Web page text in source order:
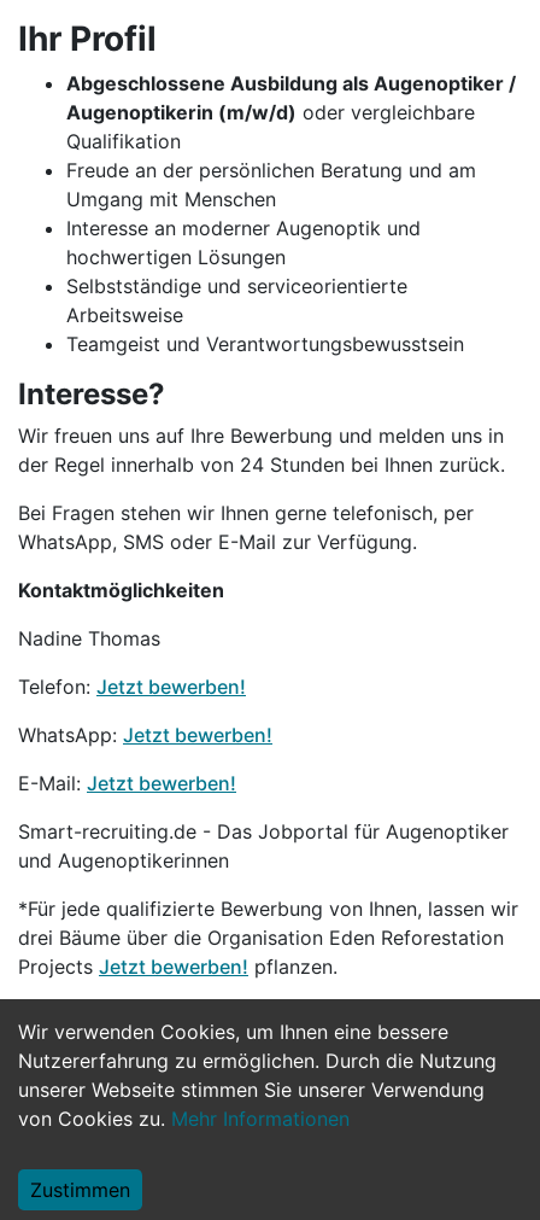
Wir verwenden Cookies, um Ihnen eine bessere
Nutzererfahrung zu ermöglichen. Durch die Nutzung
unserer Webseite stimmen Sie unserer Verwendung
von Cookies zu. Mehr Informationen
Zustimmen
Ihr Profil
Abgeschlossene Ausbildung als Augenoptiker /
Augenoptikerin (m/w/d) oder vergleichbare
Qualifikation
Freude an der persönlichen Beratung und am
Umgang mit Menschen
Interesse an moderner Augenoptik und
hochwertigen Lösungen
Selbstständige und serviceorientierte
Arbeitsweise
Teamgeist und Verantwortungsbewusstsein
Interesse?
Wir freuen uns auf Ihre Bewerbung und melden uns in
der Regel innerhalb von 24 Stunden bei Ihnen zurück.
Bei Fragen stehen wir Ihnen gerne telefonisch, per
WhatsApp, SMS oder E-Mail zur Verfügung.
Kontaktmöglichkeiten
Nadine Thomas
Telefon: Jetzt bewerben!
WhatsApp: Jetzt bewerben!
E-Mail: Jetzt bewerben!
Smart-recruiting.de - Das Jobportal für Augenoptiker
und Augenoptikerinnen
*Für jede qualifizierte Bewerbung von Ihnen, lassen wir
drei Bäume über die Organisation Eden Reforestation
Projects Jetzt bewerben! pflanzen.
Jetzt Bewerben